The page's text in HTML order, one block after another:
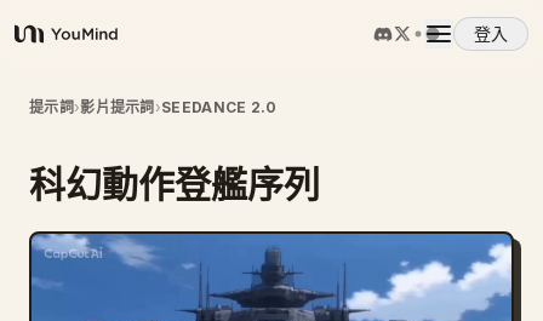
YouMind
登入
概覽
使用案例
技能
提示詞›影片提示詞 ›SEEDANCE 2.0
科幻動作登艦序列